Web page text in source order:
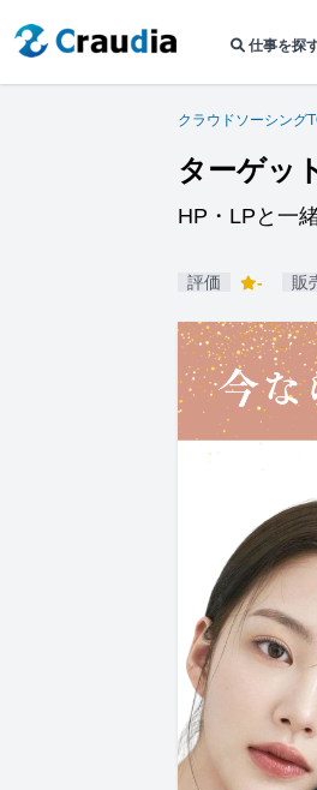
仕事を探
クラウドソーシング
ターゲッ
HP・LPと一
評価 - 販